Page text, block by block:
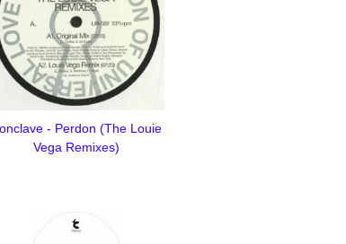
- Perdon (The Louie
Vega Remixes)